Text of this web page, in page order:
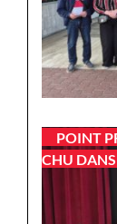
POINT
CHU